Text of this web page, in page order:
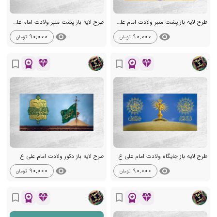
طرح لایه باز پشت منبر ولادت امام علی ع
visibility
90,000 تومان
طرح لایه باز پشت منبر ولادت امام علی ع
visibility
90,000 تومان
diamond
workspace_premium
bookmark_border
طرح لایه باز جایگاه ولادت امام علی ع
visibility
90,000 تومان
diamond
workspace_premium
bookmark_border
طرح لایه باز دکور ولادت امام علی ع
visibility
90,000 تومان
diamond
workspace_premium
bookmark_border
diamond
workspace_premium
bookmark_border